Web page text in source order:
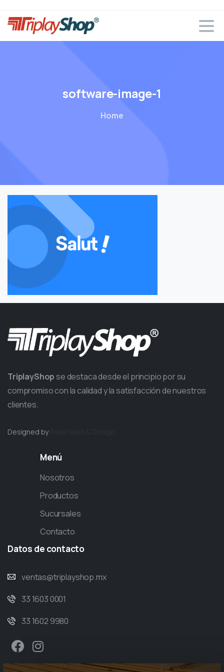
software-image-1
Home
TriplayShop se destaca desde el principio por su
compromiso con la calidad y la satisfacción de nuestros
clientes.
Designed by
Menú
Nosotros
Productos
Sucursales
Contacto
Datos de contacto
ventas@triplayshop.mx
33 1603 0001
33 1602 9980